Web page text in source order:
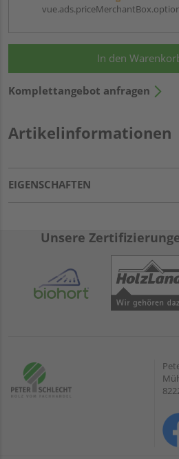
In den
Komplettangebot anfragen
Artikelinformationen
EIGENSCHAFTEN
Unsere